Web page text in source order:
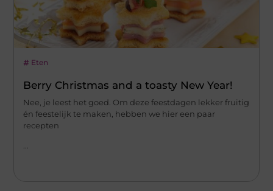
Eten
Berry Christmas and a toasty New Year!
Nee, je leest het goed. Om deze feestdagen lekker fruitig
én feestelijk te maken, hebben we hier een paar
recepten